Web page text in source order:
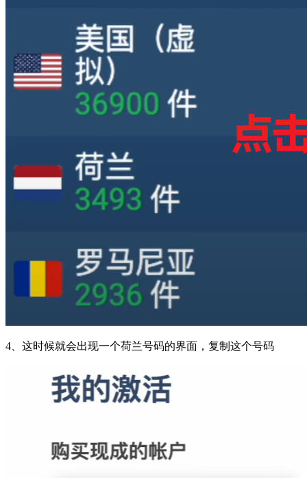
4、这时候就会出现一个荷兰号码的界面，复制这个号码